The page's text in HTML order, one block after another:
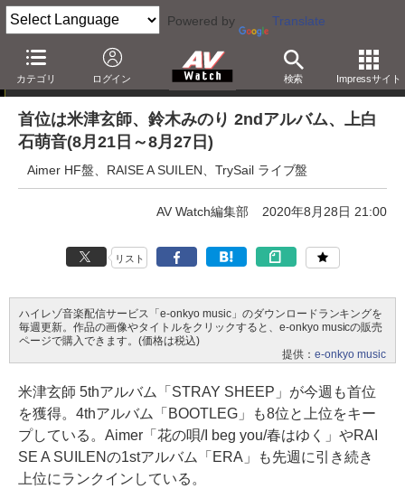
Powered by Translate
カテゴリ ログイン 検索 Impressサイト
e-onkyo music週間ハイレゾベスト10
首位は米津玄師、鈴木みのり 2ndアルバム、上白
石萌音(8月21日～8月27日)
Aimer HF盤、RAISE A SUILEN、TrySail ライブ盤
AV Watch編集部 2020年8月28日 21:00
リスト
ハイレゾ音楽配信サービス「e-onkyo music」のダウンロードランキングを
毎週更新。作品の画像やタイトルをクリックすると、e-onkyo musicの販売
ページで購入できます。(価格は税込)
提供：e-onkyo music
米津玄師 5thアルバム「STRAY SHEEP」が今週も首位
を獲得。4thアルバム「BOOTLEG」も8位と上位をキー
プしている。Aimer「花の唄/I beg you/春はゆく」やRAI
SE A SUILENの1stアルバム「ERA」も先週に引き続き
上位にランクインしている。